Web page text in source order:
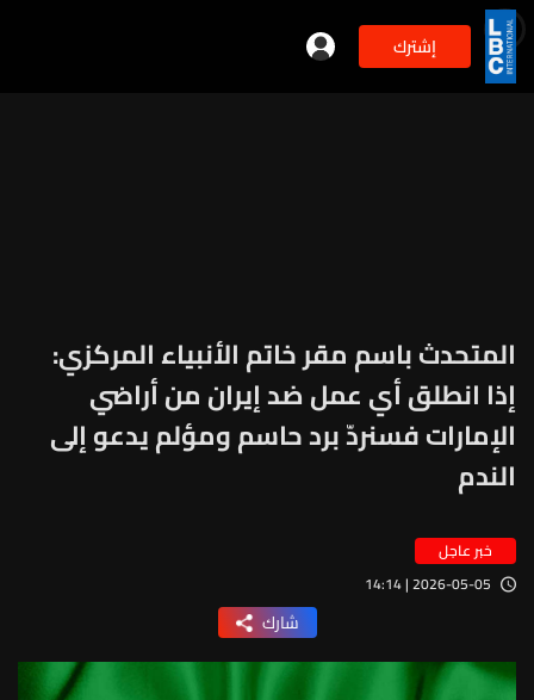
إشترك
المتحدث باسم مقر خاتم الأنبياء المركزي:
إذا انطلق أي عمل ضد إيران من أراضي
الإمارات فسنردّ برد حاسم ومؤلم يدعو إلى
الندم
خبر عاجل
2026-05-05 | 14:14
شارك